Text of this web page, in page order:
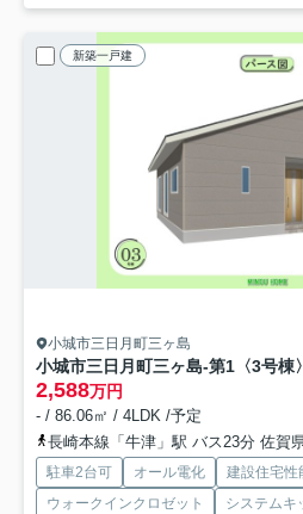
新築一戸建
小城市三日月町三ヶ島
小城市三日月町三ヶ島-第1 〈3号棟〉
2,588万円
- / 86.06㎡ / 4LDK /予定
長崎本線「牛津」駅 バス23分 佐賀県
駐車2台可 オール電化 建設住宅性
ウォークインクロゼット
システムキ